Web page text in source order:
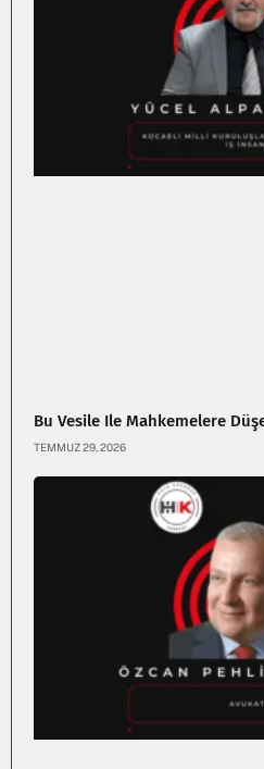
Bu Vesile Ile Mahkemelere
TEMMUZ 29, 2026